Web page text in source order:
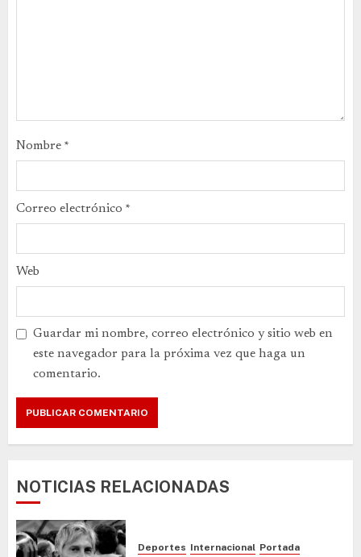
Nombre *
Correo electrónico *
Web
Guardar mi nombre, correo electrónico y sitio web en
este navegador para la próxima vez que haga un
comentario.
NOTICIAS RELACIONADAS
Deportes Internacional Portada